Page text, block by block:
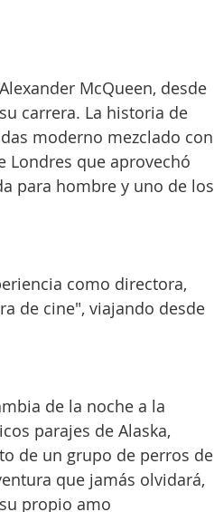
McQueen, desde
carrera. La historia de
moderno mezclado con
Londres que aprovechó
para hombre y uno de los
como directora,
de cine", viajando desde
de la noche a la
parajes de Alaska,
de un grupo de perros de
que jamás olvidará,
propio amo